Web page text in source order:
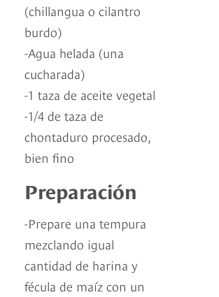
(chillangua o cilantro
burdo)
-Agua helada (una
cucharada)
-1 taza de aceite vegetal
-1/4 de taza de
chontaduro procesado,
bien fino
Preparación
-Prepare una tempura
mezclando igual
cantidad de harina y
fécula de maíz con un